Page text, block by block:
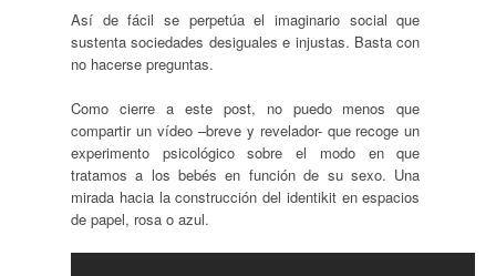
Así de fácil se perpetúa el imaginario social que
sustenta sociedades desiguales e injustas. Basta con
no hacerse preguntas.
Como cierre a este post, no puedo menos que
compartir un vídeo –breve y revelador- que recoge un
experimento psicológico sobre el modo en que
tratamos a los bebés en función de su sexo. Una
mirada hacia la construcción del identikit en espacios
de papel, rosa o azul.